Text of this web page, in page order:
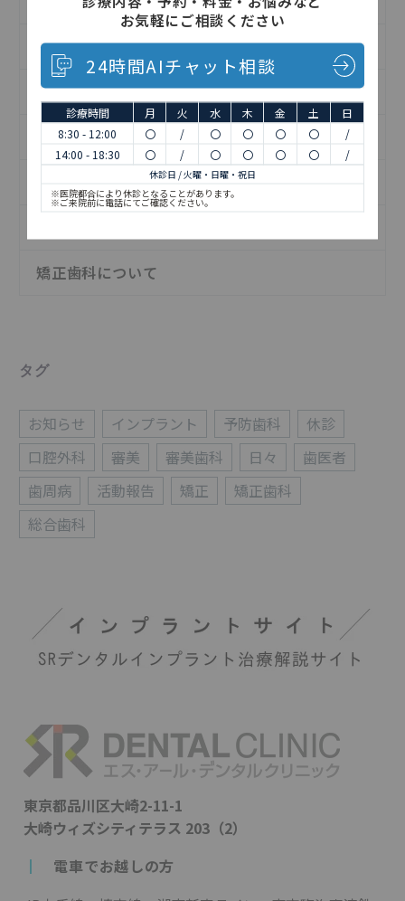
インプラントについて
お知らせ
予防歯科について
矯正歯科について
タグ
お知らせ インプラント 予防歯科
休診
口腔外科
審美 審美歯科 日々
歯医者
歯周病
活動報告 矯正
矯正歯科
総合歯科
東京都品川区大崎2-11-1
大崎ウィズシティテラス 203（2）
┃
電車でお越しの方
お気軽にご相談ください
24時間AIチャット相談
診療時間 月 火 水 木 金 土
日
8:30 - 12:00
〇 / 〇 〇 〇 〇
/
14:00 - 18:30
〇 / 〇 〇 〇 〇 /
休診日 / 火曜・日曜・祝日
※医院都合により休診となることがあります。
※ご来院前に電話にてご確認ください。